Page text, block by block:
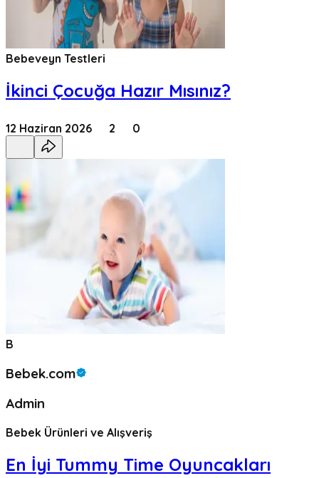
Bebeveyn Testleri
İkinci Çocuğa Hazır Mısınız?
12 Haziran 2026 2 0
B
Bebek.com
Admin
Bebek Ürünleri ve Alışveriş
En İyi Tummy Time Oyuncakları